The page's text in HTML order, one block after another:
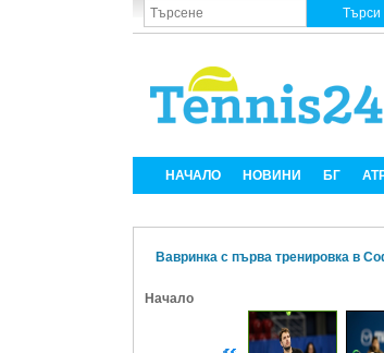
НАЧАЛО НОВИНИ БГ
Вавринка с първа тренировка в
Начало